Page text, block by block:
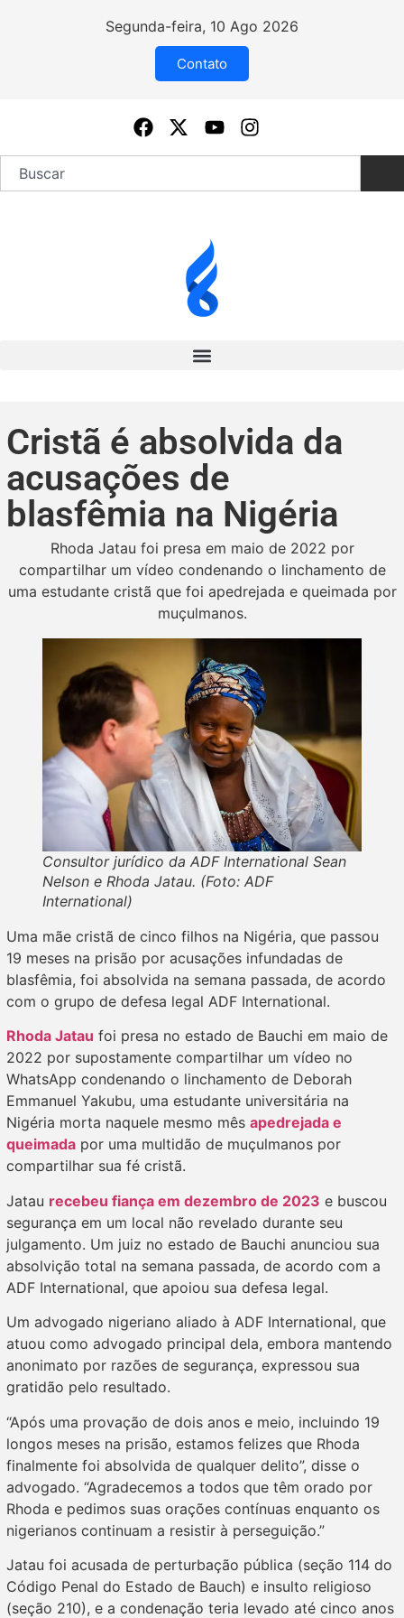
Segunda-feira, 10 Ago 2026
Contato
Cristã é absolvida da
acusações de
blasfêmia na Nigéria
Rhoda Jatau foi presa em maio de 2022 por
compartilhar um vídeo condenando o linchamento de
uma estudante cristã que foi apedrejada e queimada por
muçulmanos.
Consultor jurídico da ADF International Sean
Nelson e Rhoda Jatau. (Foto: ADF
International)
Uma mãe cristã de cinco filhos na Nigéria, que passou
19 meses na prisão por acusações infundadas de
blasfêmia, foi absolvida na semana passada, de acordo
com o grupo de defesa legal ADF International.
Rhoda Jatau foi presa no estado de Bauchi em maio de
2022 por supostamente compartilhar um vídeo no
WhatsApp condenando o linchamento de Deborah
Emmanuel Yakubu, uma estudante universitária na
Nigéria morta naquele mesmo mês apedrejada e
queimada por uma multidão de muçulmanos por
compartilhar sua fé cristã.
Jatau recebeu fiança em dezembro de 2023 e buscou
segurança em um local não revelado durante seu
julgamento. Um juiz no estado de Bauchi anunciou sua
absolvição total na semana passada, de acordo com a
ADF International, que apoiou sua defesa legal.
Um advogado nigeriano aliado à ADF International, que
atuou como advogado principal dela, embora mantendo
anonimato por razões de segurança, expressou sua
gratidão pelo resultado.
“Após uma provação de dois anos e meio, incluindo 19
longos meses na prisão, estamos felizes que Rhoda
finalmente foi absolvida de qualquer delito”, disse o
advogado. “Agradecemos a todos que têm orado por
Rhoda e pedimos suas orações contínuas enquanto os
nigerianos continuam a resistir à perseguição.”
Jatau foi acusada de perturbação pública (seção 114 do
Código Penal do Estado de Bauch) e insulto religioso
(seção 210), e a condenação teria levado até cinco anos